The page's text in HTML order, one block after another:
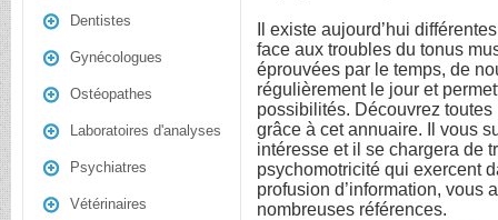
Dentistes
Gynécologues
Ostéopathes
Laboratoires d'analyses
Psychiatres
Vétérinaires
Il existe aujourd’hui
face aux troubles du tonus
éprouvées par le temps, de
régulièrement le jour et
possibilités. Découvrez
grâce à cet annuaire. Il vous
intéresse et il se chargera de
psychomotricité qui exercent
profusion d’information, vous
nombreuses références.